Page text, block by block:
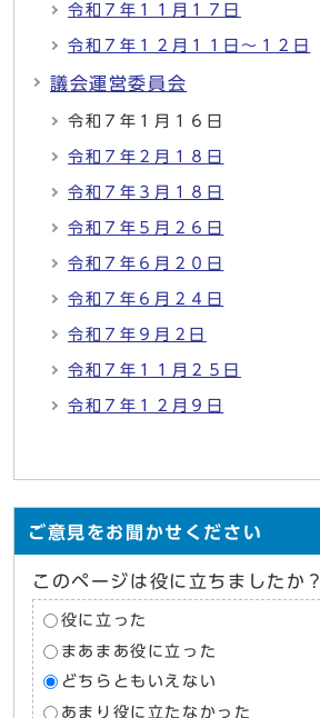
令和７年１１月１７日
令和７年１２月１１日～１２日
議会運営委員会
令和７年１月１６日
令和７年２月１８日
令和７年３月１８日
令和７年５月２６日
令和７年６月２０日
令和７年６月２４日
令和７年９月２日
令和７年１１月２５日
令和７年１２月９日
ご意見をお聞かせください
このページは役に立ちましたか？
役に立った
まあまあ役に立った
どちらともいえない
あまり役に立たなかった